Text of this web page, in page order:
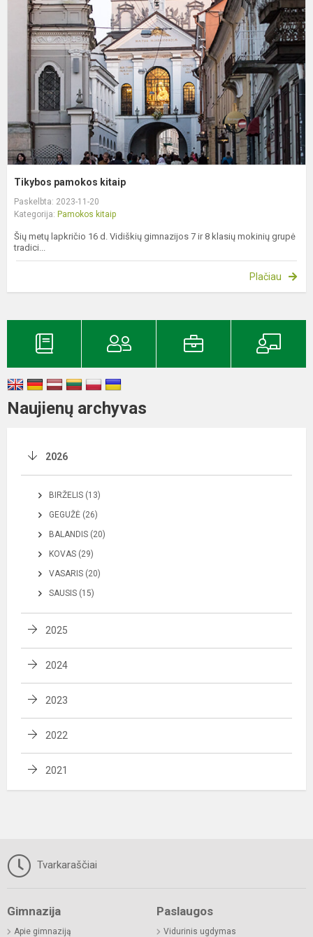
Tikybos pamokos kitaip
Paskelbta: 2023-11-20
Kategorija: Pamokos kitaip
Šių metų lapkričio 16 d. Vidiškių gimnazijos 7 ir 8 klasių mokinių grupė
tradici...
Plačiau
Naujienų archyvas
2026
BIRŽELIS (13)
GEGUŽĖ (26)
BALANDIS (20)
KOVAS (29)
VASARIS (20)
SAUSIS (15)
2025
2024
2023
2022
2021
Tvarkaraščiai
Gimnazija
Apie gimnaziją
Paslaugos
Vidurinis ugdymas